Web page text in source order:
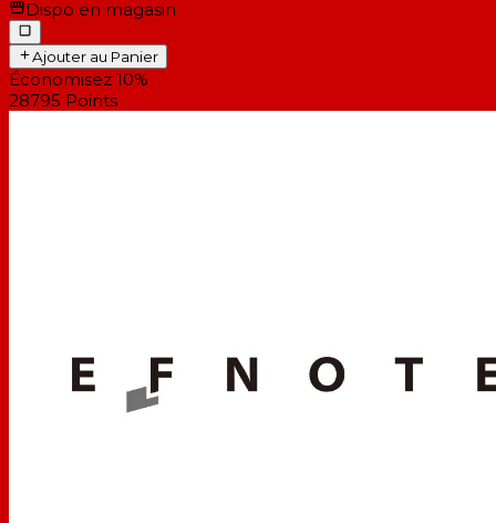
Dispo en magasin
Ajouter au Panier
Économisez 10%
28795 Points